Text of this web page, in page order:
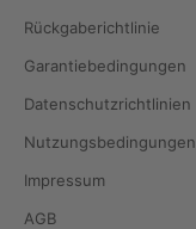
Rückgaberichtlinie
Garantiebedingungen
Datenschutzrichtlinien
Nutzungsbedingungen
Impressum
AGB